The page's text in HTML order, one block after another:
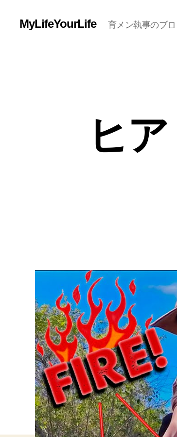
MyLifeYourLife 育メン執事のブ
ヒ